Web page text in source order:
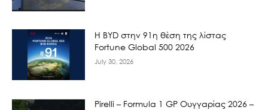
Η BYD στην 91η θέση της λίστας
Fortune Global 500 2026
July 30, 2026
Pirelli – Formula 1 GP Ουγγαρίας 2026 –